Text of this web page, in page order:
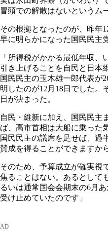
冒頭での解散はないというム
その根拠となったのが、昨年
早に明らかになった国民民主
「所得税がかかる最低年収、
引き上げることを自民と日本
国民民主の玉木雄一郎代表が
明したのが12月18日でした。
日が決まった。
自民・維新に加え、国民民主
ば、高市首相は大船に乗った
国民民主の議席を足せば、過
賛成を得ることができますから
そのため、予算成立が確実視
焦ることはない。あるとして
るいは通常国会会期末の6月
受け止めていたのです」